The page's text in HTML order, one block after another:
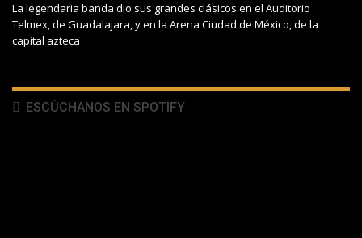
La legendaria banda dio sus grandes clásicos en el Auditorio
Telmex, de Guadalajara, y en la Arena Ciudad de México, de la
capital azteca
ESCÚCHANOS EN SPOTIFY